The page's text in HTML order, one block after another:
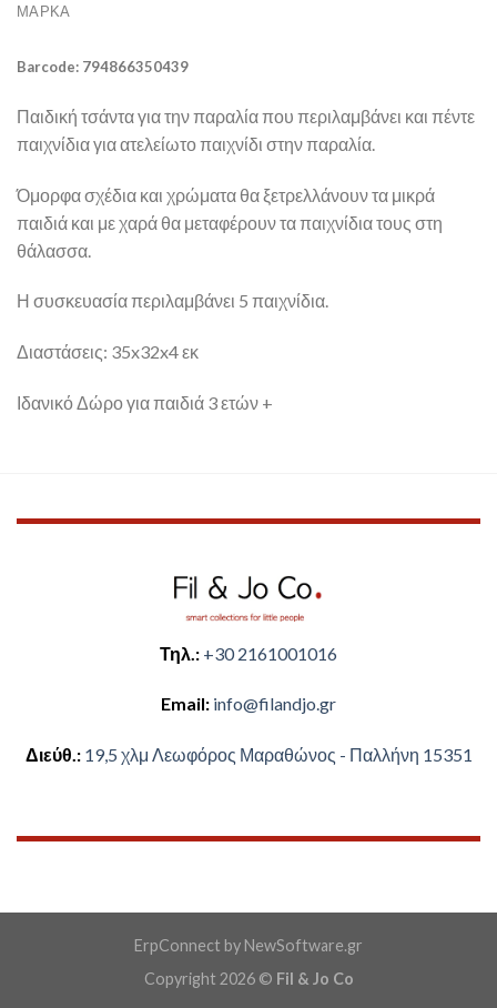
ΜΆΡΚΑ
Barcode: 794866350439
Παιδική τσάντα για την παραλία που περιλαμβάνει και πέντε
παιχνίδια για ατελείωτο παιχνίδι στην παραλία.
Όμορφα σχέδια και χρώματα θα ξετρελλάνουν τα μικρά
παιδιά και με χαρά θα μεταφέρουν τα παιχνίδια τους στη
θάλασσα.
Η συσκευασία περιλαμβάνει 5 παιχνίδια.
Διαστάσεις: 35x32x4 εκ
Ιδανικό Δώρο για παιδιά 3 ετών +
Τηλ.: +30 2161001016
Email: ​info@filandjo.gr
Διεύθ.: ​​19,5 χλμ Λεωφόρος Μαραθώνος - ​​Παλλήνη 15351
ErpConnect by NewSoftware.gr
Copyright 2026 © Fil & Jo Co